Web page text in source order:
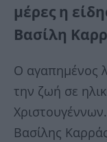
μέρες η
Βασίλη
Ο αγαπημένος
την ζωή σε
Βασίλης